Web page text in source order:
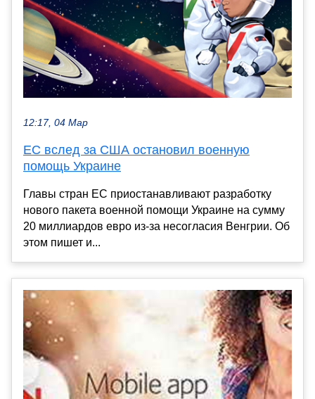
12:17, 04 Мар
ЕС вслед за США остановил военную
помощь Украине
Главы стран ЕС приостанавливают разработку
нового пакета военной помощи Украине на сумму
20 миллиардов евро из-за несогласия Венгрии. Об
этом пишет и...